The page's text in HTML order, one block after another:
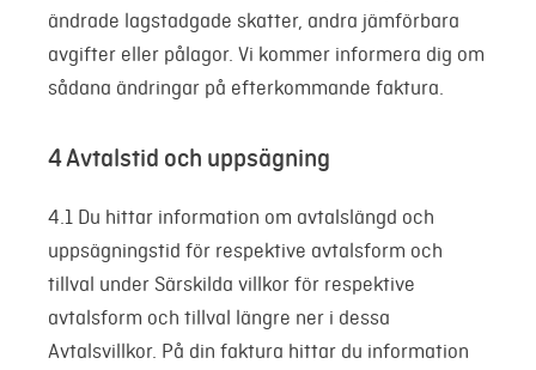
ändrade lagstadgade skatter, andra jämförbara
avgifter eller pålagor. Vi kommer informera dig om
sådana ändringar på efterkommande faktura.
4 Avtalstid och uppsägning
4.1 Du hittar information om avtalslängd och
uppsägningstid för respektive avtalsform och
tillval under Särskilda villkor för respektive
avtalsform och tillval längre ner i dessa
Avtalsvillkor. På din faktura hittar du information